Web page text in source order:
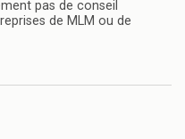
pas de conseil
de MLM ou de